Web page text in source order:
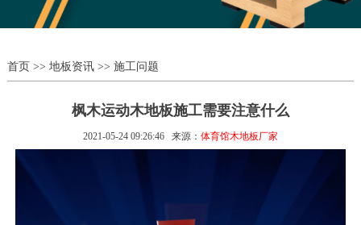
首页>> 地板资讯>> 施工问题
枫木运动木地板施工需要注意什么
2021-05-24 09:26:46 来源： 体育馆木地板厂家